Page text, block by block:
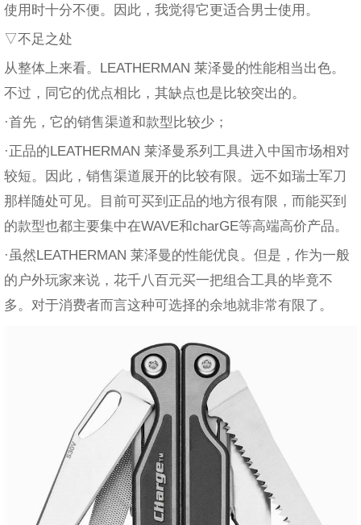
使用时十分不便。因此，我觉得它更适合男士使用。
▽不足之处
从整体上来看。LEATHERMAN 莱泽曼的性能相当出色。
不过，同它的优点相比，其缺点也是比较突出的。
·首先，它的销售渠道和款型比较少；
·正品的LEATHERMAN 莱泽曼系列工具进入中国市场相对
较短。因此，销售渠道展开的比较有限。远不如瑞士军刀
那样随处可见。目前可买到正品的地方很有限，而能买到
的款型也都主要集中在WAVE和charGE等高端高价产品。
·虽然LEATHERMAN 莱泽曼的性能优良。但是，作为一般
的户外玩家来说，花千八百元买一把组合工具的毕竟不
多。对于消费者而言这种可选择的余地就非常有限了。